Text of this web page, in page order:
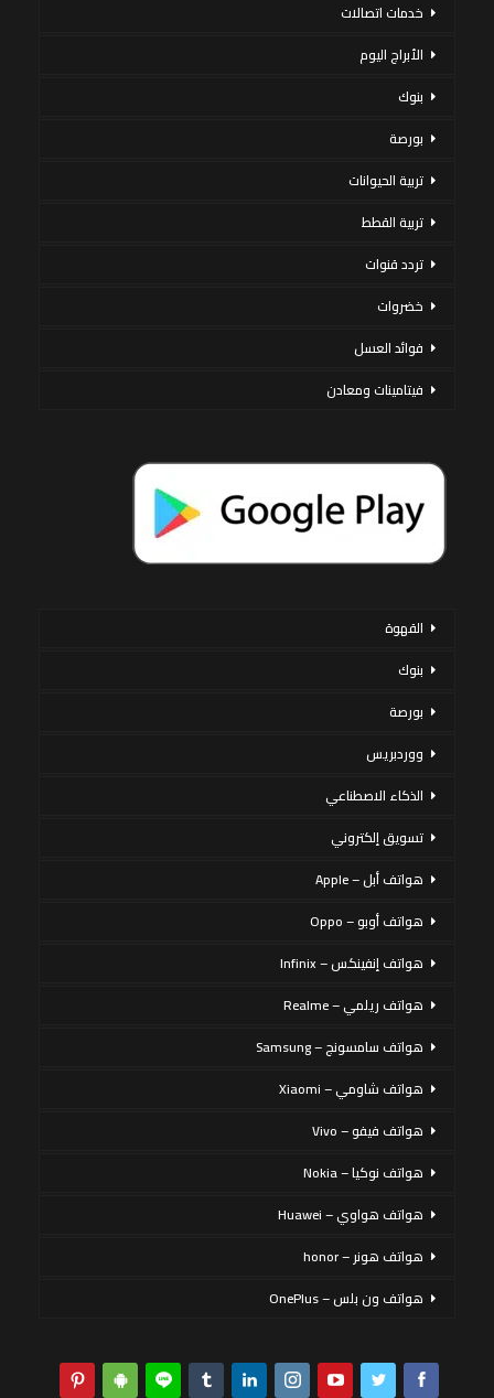
خدمات اتصالات
الأبراج اليوم
بنوك
بورصة
تربية الحيوانات
تربية القطط
تردد قنوات
خضروات
فوائد العسل
فيتامينات ومعادن
القهوة
بنوك
بورصة
ووردبريس
الذكاء الاصطناعي
تسويق إلكتروني
هواتف أبل – Apple
هواتف أوبو – Oppo
هواتف إنفينكس – Infinix
هواتف ريلمي – Realme
هواتف سامسونج – Samsung
هواتف شاومي – Xiaomi
هواتف فيفو – Vivo
هواتف نوكيا – Nokia
هواتف هواوي – Huawei
هواتف هونر – honor
هواتف ون بلس – OnePlus